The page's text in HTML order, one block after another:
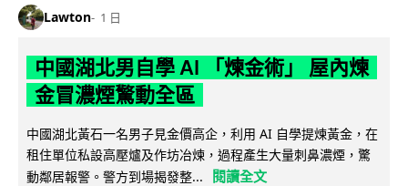
Lawton 1 日
中國湖北男自學 AI 「煉金術」 屋內煉
金冒濃煙驚動全區
中國湖北黃石一名男子見金價高企，利用 AI 自學提煉黃金，在
租住單位私設高壓爐及作坊冶煉，過程產生大量刺鼻濃煙，驚
動鄰居報警。警方到場揭發整...
閱讀全文